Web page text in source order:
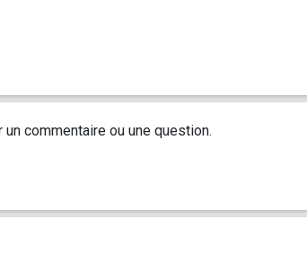
commentaire ou une question.